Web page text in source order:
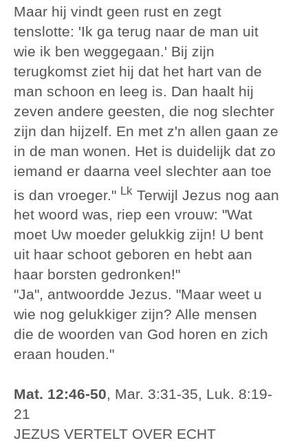
Maar hij vindt geen rust en zegt
tenslotte: 'Ik ga terug naar de man uit
wie ik ben weggegaan.' Bij zijn
terugkomst ziet hij dat het hart van de
man schoon en leeg is. Dan haalt hij
zeven andere geesten, die nog slechter
zijn dan hijzelf. En met z'n allen gaan ze
in de man wonen. Het is duidelijk dat zo
iemand er daarna veel slechter aan toe
is dan vroeger." Lk Terwijl Jezus nog aan
het woord was, riep een vrouw: "Wat
moet Uw moeder gelukkig zijn! U bent
uit haar schoot geboren en hebt aan
haar borsten gedronken!"
"Ja", antwoordde Jezus. "Maar weet u
wie nog gelukkiger zijn? Alle mensen
die de woorden van God horen en zich
eraan houden."
Mat. 12:46-50, Mar. 3:31-35, Luk. 8:19-
21
JEZUS VERTELT OVER ECHT